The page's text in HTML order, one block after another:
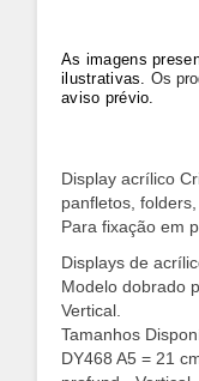
As imagens
ilustrativas.Os
aviso prévio.
Display acrílico
panfletos,
Para fixação em
Displays de
Modelo dobrado
Vertical.
Tamanhos
DY468 A5 = 21